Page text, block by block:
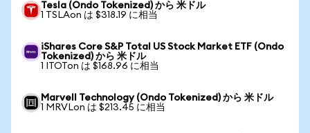
Tesla (Ondo Tokenized) から 米ドル
1 TSLAon は $318.19 に相当
iShares Core S&P Total US Stock Market ETF (Ondo
Tokenized) から 米ドル
1 ITOTon は $168.96 に相当
Marvell Technology (Ondo Tokenized) から 米ドル
1 MRVLon は $213.45 に相当